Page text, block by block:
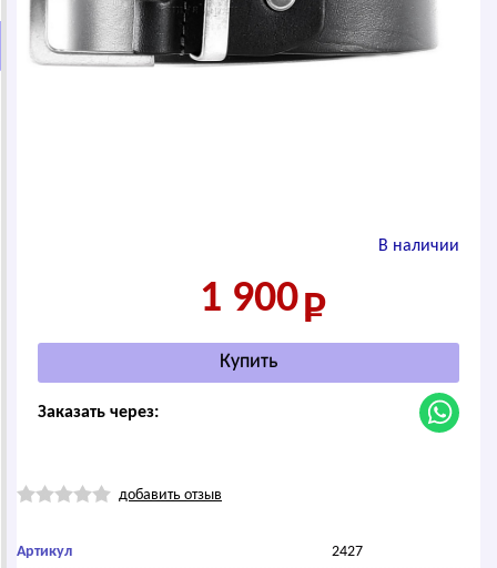
В наличии
1 900
Заказать через:
добавить отзыв
Артикул 2427